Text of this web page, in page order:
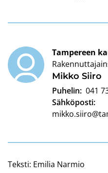
Mikko Siiro
Tampereen
Puhelin: 041
Sähköposti:
Teksti: Emilia Narmio